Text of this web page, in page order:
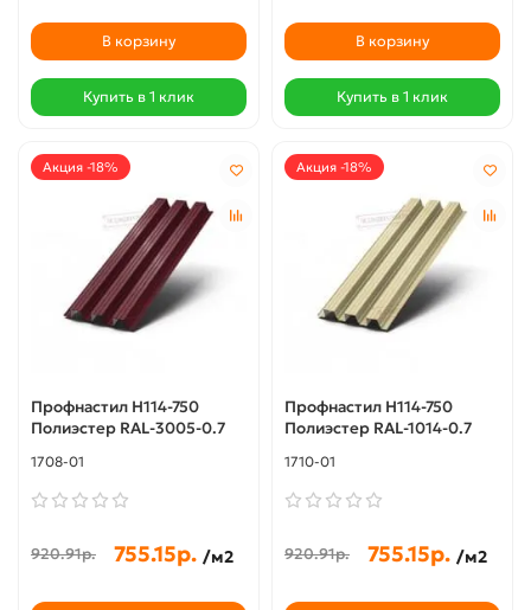
В корзину
Купить в 1 клик
В корзину
Купить в 1 клик
Акция -18%
Профнастил Н114-750
Полиэстер RAL-3005-0.7
1708-01
920.91р. 755.15р. /м2
Акция -18%
Профнастил Н114-750
Полиэстер RAL-1014-0.7
1710-01
920.91р. 755.15р. /м2